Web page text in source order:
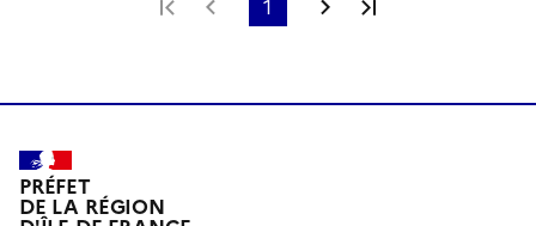
Première page
Page précédente
1 Page suivante
PRÉFET
DE LA RÉGION